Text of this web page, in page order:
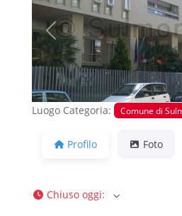
Precedente
Luogo Categoria: Comune di
Profilo Foto
Chiuso oggi: